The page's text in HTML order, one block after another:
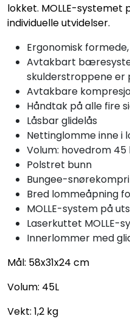
lokket. MOLLE-systemet
individuelle utvidelser.
Ergonomisk
Avtakbart
skulderstroppene er
Avtakbare
Håndtak på alle fire
Låsbar glidelås
Nettinglomme inne i
Volum: hovedrom 45
Polstret bunn
Bungee-
Bred lommeåpning
MOLLE-system på
Laserkuttet MOLLE-
Innerlommer med
Mål: 58x31x24 cm
Volum: 45L
Vekt: 1,2 kg